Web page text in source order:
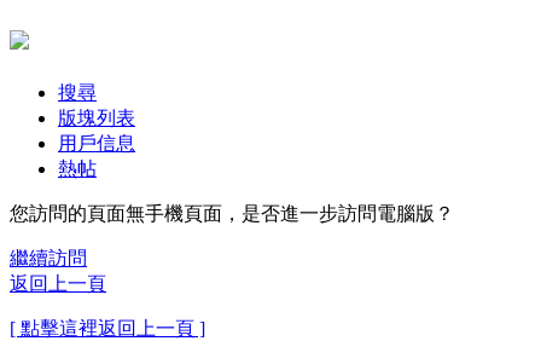
搜尋
版塊列表
用戶信息
熱帖
您訪問的頁面無手機頁面，是否進一步訪問電腦版？
繼續訪問
返回上一頁
[ 點擊這裡返回上一頁 ]